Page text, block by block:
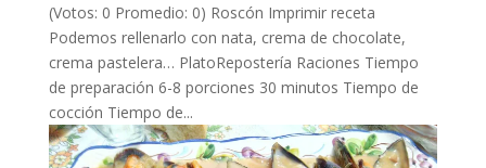
(Votos: 0 Promedio: 0) Roscón Imprimir receta
Podemos rellenarlo con nata, crema de chocolate,
crema pastelera… PlatoRepostería Raciones Tiempo
de preparación 6-8 porciones 30 minutos Tiempo de
cocción Tiempo de...